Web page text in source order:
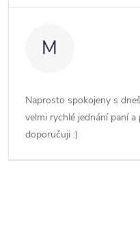
M
Naprosto spokojeny s
velmi rychlé jednání paní
doporučuji :)